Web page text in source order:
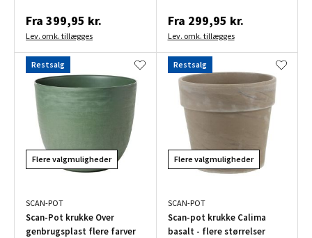
Fra 399,95 kr.
Lev. omk. tillægges
Fra 299,95 kr.
Lev. omk. tillægges
Restsalg
Flere valgmuligheder
SCAN-POT
Scan-Pot krukke Over
genbrugsplast flere farver
Restsalg
Flere valgmuligheder
SCAN-POT
Scan-pot krukke Calima
basalt - flere størrelser